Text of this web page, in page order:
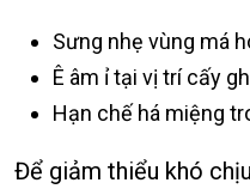
Sưng nhẹ vùng má
Ê âm ỉ tại vị trí cấy
Hạn chế há miệng
Để giảm thiểu khó